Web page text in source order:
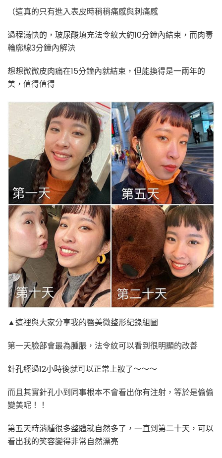
（這真的只有進入表皮時稍稍痛感與刺痛感
過程滿快的，玻尿酸填充法令紋大約10分鐘內結束，而肉毒
輪廓線3分鐘內解決
想想微微皮肉痛在15分鐘內就結束，但能換得是一兩年的
美，值得值得
▲這裡與大家分享我的醫美微整形紀錄組圖
第一天臉部會最為腫脹，法令紋可以看到很明顯的改善
針孔經過12小時後就可以正常上妝了～～～
而且其實針孔小到同事根本不會看出你有注射，等於是偷偷
變美呢！！
第五天時消腫很多整體就自然多了，一直到第二十天，可以
看出我的笑容變得非常自然漂亮